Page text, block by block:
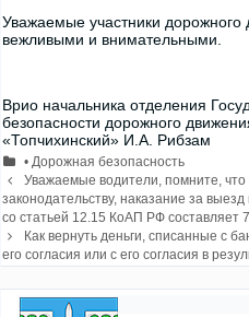
Уважаемые участники дорожного
вежливыми и внимательными.
Врио начальника отделения
безопасности дорожного
«Топчихинский» И.А. Рибзам
Рубрики
• Дорожная безопасность
Навигация
записи
Уважаемые водители, помните,
законодательству, наказание за
со статьей 12.15 КоАП РФ составляет
Как вернуть деньги, списанные с
его согласия или с его согласия в